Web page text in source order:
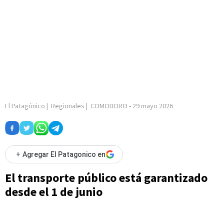
El Patagónico | Regionales | COMODORO - 29 mayo 2026
+ Agregar El Patagonico en
El transporte público está garantizado
desde el 1 de junio